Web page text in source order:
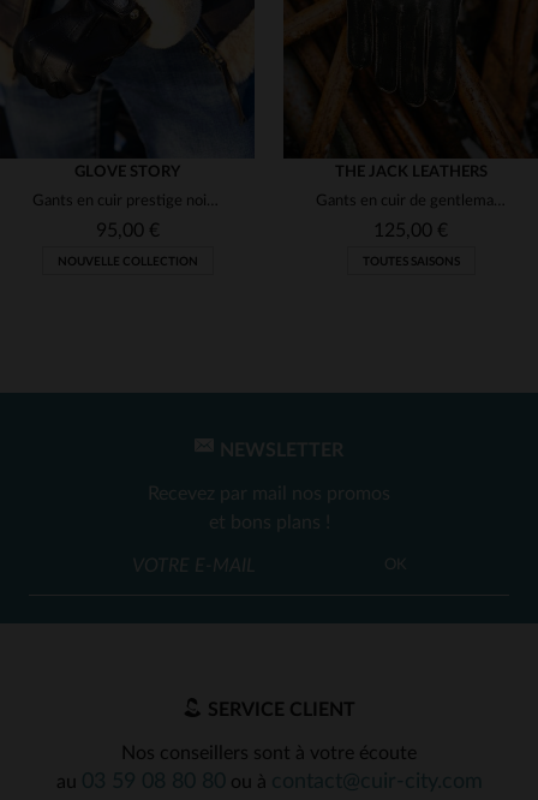
TAILLES DISPONIBLES
9 1/2
GLOVE STORY
Gants en cuir prestige noir avec bord poignée suédé
95,00 €
NOUVELLE COLLECTION
TAILLES DISPONIBLES
THE JACK LEATHERS
Gants en cuir de gentleman effet usé
125,00 €
TOUTES SAISONS
NEWSLETTER
Recevez par mail nos promos
et bons plans !
OK
SERVICE CLIENT
Nos conseillers sont à votre écoute
au
ou à